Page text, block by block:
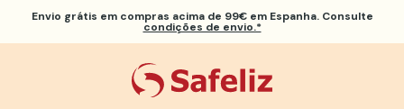
Envio grátis em compras acima de 99€ em Espanha. Consulte
condições de envio.*